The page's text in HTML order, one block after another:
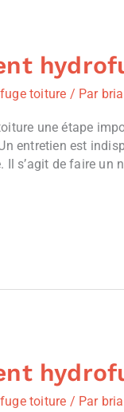
toiture / Par
une étape
entretien est
Il s’agit de faire un
toiture / Par